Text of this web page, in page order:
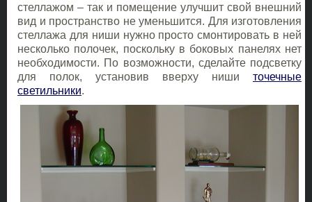
стеллажом – так и помещение улучшит свой внешний
вид и пространство не уменьшится. Для изготовления
стеллажа для ниши нужно просто смонтировать в ней
несколько полочек, поскольку в боковых панелях нет
необходимости. По возможности, сделайте подсветку
для полок, установив вверху ниши точечные
светильники.